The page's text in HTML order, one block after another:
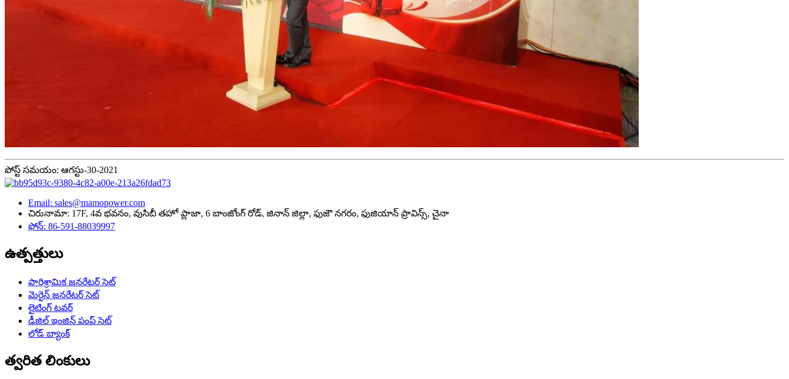
పోస్ట్ సమయం: ఆగస్టు-30-2021
Email: sales@mamopower.com
చిరునామా: 17F, 4వ భవనం, వుసిబీ తహో ప్లాజా, 6 బాంజోంగ్ రోడ్, జినాన్ జిల్లా, ఫుజౌ నగరం, ఫుజియాన్ ప్రావిన్స్, చైనా
ఫోన్: 86-591-88039997
ఉత్పత్తులు
పారిశ్రామిక జనరేటర్ సెట్
మెరైన్ జనరేటర్ సెట్
లైటింగ్ టవర్
డీజిల్ ఇంజిన్ పంప్ సెట్
లోడ్ బ్యాంక్
త్వరిత లింకులు